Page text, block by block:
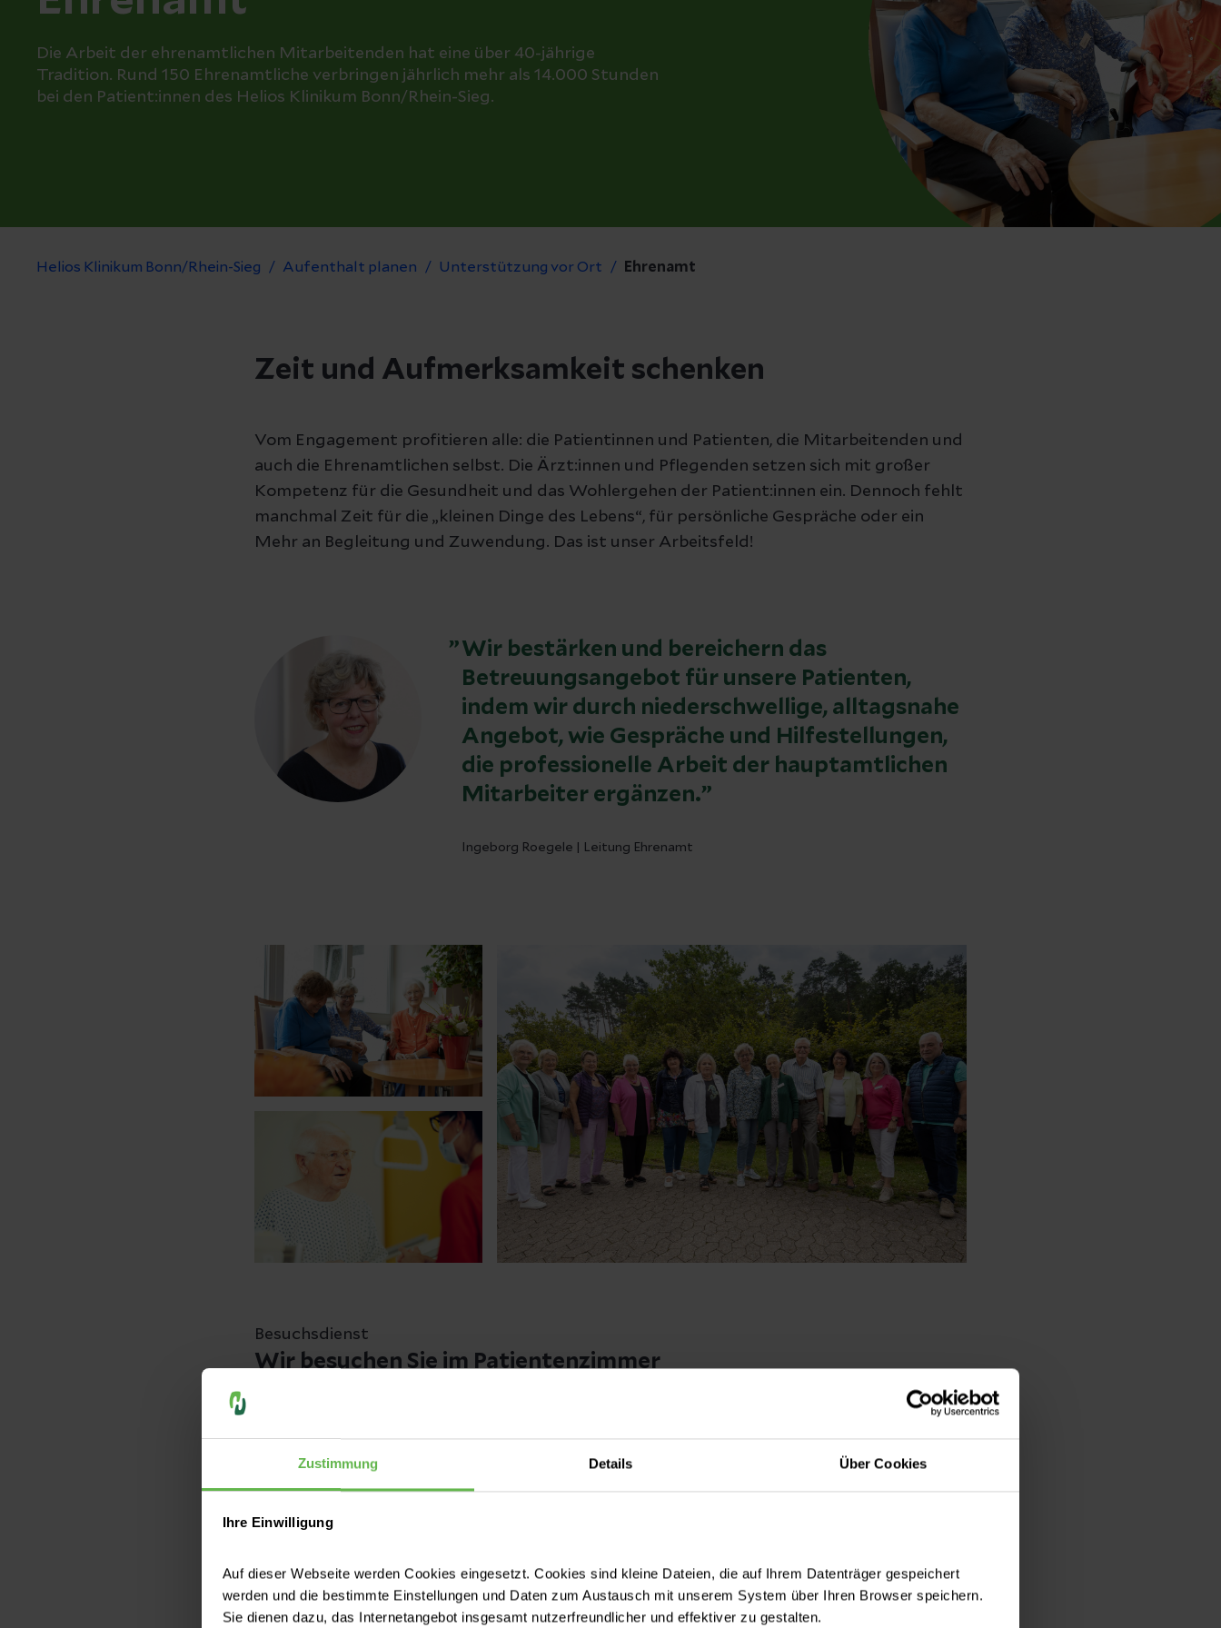
Zustimmung Details Über Cookies
Ihre Einwilligung
Auf dieser Webseite werden Cookies eingesetzt. Cookies sind kleine Dateien, die auf Ihrem Datenträger gespeichert
werden und die bestimmte Einstellungen und Daten zum Austausch mit unserem System über Ihren Browser speichern.
Sie dienen dazu, das Internetangebot insgesamt nutzerfreundlicher und effektiver zu gestalten.
Die Arbeit der ehrenamtlichen Mitarbeitenden hat eine über 40-jährige
Tradition. Rund 150 Ehrenamtliche verbringen jährlich mehr als 14.000 Stunden
bei den Patient:innen des Helios Klinikum Bonn/Rhein-Sieg.
Helios Klinikum Bonn/Rhein-Sieg Aufenthalt planen Unterstützung vor Ort Ehrenamt
Zeit und Aufmerksamkeit schenken
Vom Engagement profitieren alle: die Patientinnen und Patienten, die Mitarbeitenden und
auch die Ehrenamtlichen selbst. Die Ärzt:innen und Pflegenden setzen sich mit großer
Kompetenz für die Gesundheit und das Wohlergehen der Patient:innen ein. Dennoch fehlt
manchmal Zeit für die „kleinen Dinge des Lebens“, für persönliche Gespräche oder ein
Mehr an Begleitung und Zuwendung. Das ist unser Arbeitsfeld!
Ingeborg Roegele | Leitung Ehrenamt
Wir bestärken und bereichern das
Betreuungsangebot für unsere Patienten,
indem wir durch niederschwellige, alltagsnahe
Angebot, wie Gespräche und Hilfestellungen,
die professionelle Arbeit der hauptamtlichen
Mitarbeiter ergänzen.
Besuchsdienst
Wir besuchen Sie im Patientenzimmer
Kontakt zu den Mitarbeitenden wünschen, wenden Sie sich bitte an das Stationspersonal.
Sie erreichen den Besuchsdienst auch über die Leitung des Ehrenamtes Ingeborg
0228 6481-11520oder0228 6481-13362